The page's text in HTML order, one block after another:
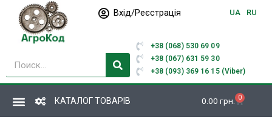
Перейти
вмісту
Вхід/Реєстрація UA RU
Пошук
+38 (068) 530 69 09
+38 (067) 631 59 30
+38 (093) 369 16 15 (Viber)
КАТАЛОГ ТОВАРІВ 0.00 грн. 0
Кошик